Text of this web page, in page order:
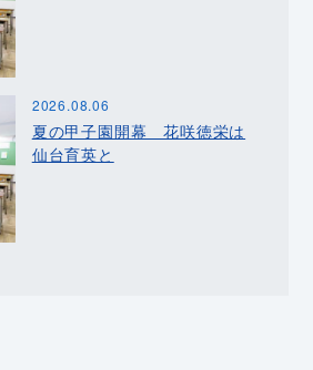
2026.08.06
夏の甲子園開幕 花咲徳栄は
仙台育英と